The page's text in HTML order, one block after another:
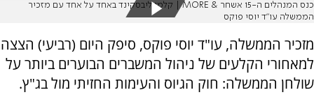
כנס המנהלים ה-15 אשחר & MORE | קלמן ליבסקינד באחד על אחד עם מזכיר
הממשלה עו"ד יוסי פוקס
מזכיר הממשלה, עו"ד יוסי פוקס, סיפק היום (רביעי) הצצה
למאחורי הקלעים של ניהול המשברים הבוערים ביותר על
שולחן הממשלה: חוק הגיוס והעימות החזיתי מול בג"ץ.